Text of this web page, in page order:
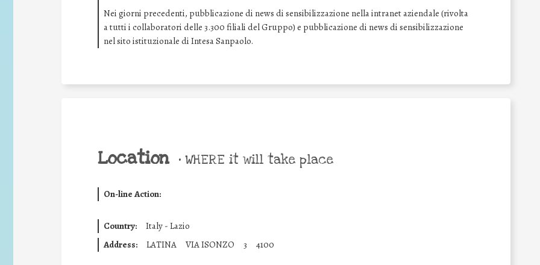
Nei giorni precedenti, pubblicazione di news di sensibilizzazione nella intranet aziendale (rivolta
a tutti i collaboratori delle 3.300 filiali del Gruppo) e pubblicazione di news di sensibilizzazione
nel sito istituzionale di Intesa Sanpaolo.
Location • WHERE it will take place
On-line Action:
Country:
Italy - Lazio
Address:
LATINA VIA ISONZO 3 4100